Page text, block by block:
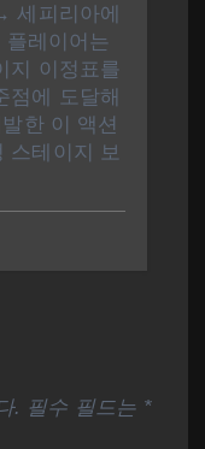
세피리아에
레이어는
지 이정표를
점에 도달해
한 이 액션
스테이지 보
. 필수 필드는 *